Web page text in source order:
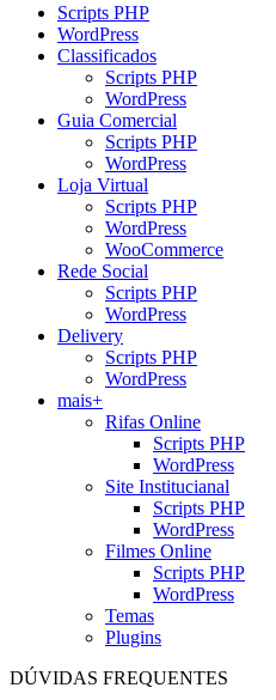
Scripts PHP
WordPress
Classificados
Scripts PHP
WordPress
Guia Comercial
Scripts PHP
WordPress
Loja Virtual
Scripts PHP
WordPress
WooCommerce
Rede Social
Scripts PHP
WordPress
Delivery
Scripts PHP
WordPress
mais+
Rifas Online
Scripts PHP
WordPress
Site Institucianal
Scripts PHP
WordPress
Filmes Online
Scripts PHP
WordPress
Temas
Plugins
DÚVIDAS FREQUENTES